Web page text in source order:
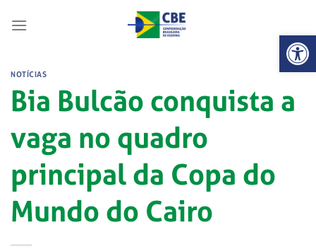
Abrir
NOTÍCIAS
Bia Bulcão conquista a
vaga no quadro
principal da Copa do
Mundo do Cairo